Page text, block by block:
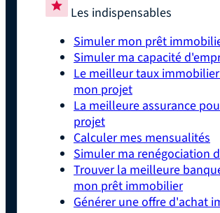
Les indispensables
Simuler mon prêt
Simuler ma capacité
Le meilleur taux
mon projet
La meilleure assurance
projet
Calculer mes mensualités
Simuler ma renégociation
Trouver la meilleure
mon prêt immobilier
Générer une offre d'achat